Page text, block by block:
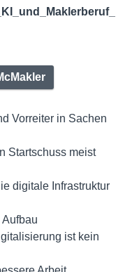
Vorreiter in Sachen
Startschuss meist
digitale Infrastruktur
Aufbau
ist kein